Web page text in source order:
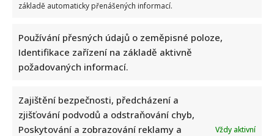
základě automaticky přenášených informací.
Používání přesných údajů o zeměpisné poloze,
Identifikace zařízení na základě aktivně
požadovaných informací.
Zajištění bezpečnosti, předcházení a
zjišťování podvodů a odstraňování chyb,
Poskytování a zobrazování reklamy a
Vždy aktivní
Kristýna Leichtová se zastala kojení na veřejnosti pomocí
kontroverzní fotky: Bude prý bojovat celý týden